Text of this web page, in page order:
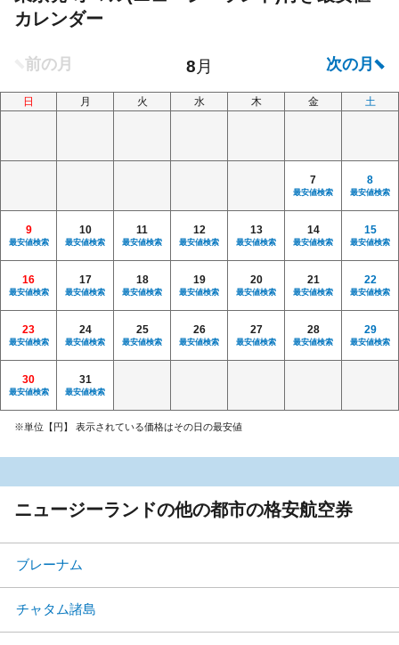
カレンダー
日 月 火 水 木 金 土
7
最安値検索
8
最安値検索
9
最安値検索
10
最安値検索
11
最安値検索
12
最安値検索
13
最安値検索
14
最安値検索
15
最安値検索
16
最安値検索
17
最安値検索
18
最安値検索
19
最安値検索
20
最安値検索
21
最安値検索
22
最安値検索
23
最安値検索
24
最安値検索
25
最安値検索
26
最安値検索
27
最安値検索
28
最安値検索
29
最安値検索
30
最安値検索
31
最安値検索
※単位【円】 表示されている価格はその日の最安値
ニュージーランドの他の都市の格安航空券
ブレーナム
チャタム諸島